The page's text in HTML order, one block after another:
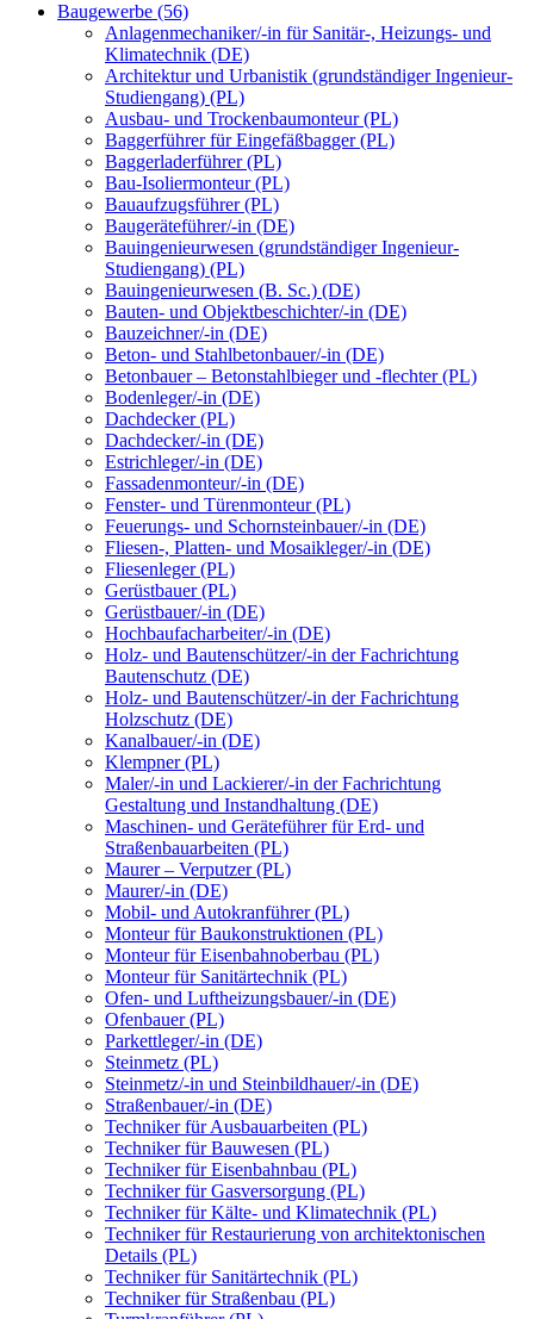
Baugewerbe (56)
Anlagenmechaniker/-in für Sanitär-, Heizungs- und
Klimatechnik (DE)
Architektur und Urbanistik (grundständiger Ingenieur-
Studiengang) (PL)
Ausbau- und Trockenbaumonteur (PL)
Baggerführer für Eingefäßbagger (PL)
Baggerladerführer (PL)
Bau-Isoliermonteur (PL)
Bauaufzugsführer (PL)
Baugeräteführer/-in (DE)
Bauingenieurwesen (grundständiger Ingenieur-
Studiengang) (PL)
Bauingenieurwesen (B. Sc.) (DE)
Bauten- und Objektbeschichter/-in (DE)
Bauzeichner/-in (DE)
Beton- und Stahlbetonbauer/-in (DE)
Betonbauer – Betonstahlbieger und -flechter (PL)
Bodenleger/-in (DE)
Dachdecker (PL)
Dachdecker/-in (DE)
Estrichleger/-in (DE)
Fassadenmonteur/-in (DE)
Fenster- und Türenmonteur (PL)
Feuerungs- und Schornsteinbauer/-in (DE)
Fliesen-, Platten- und Mosaikleger/-in (DE)
Fliesenleger (PL)
Gerüstbauer (PL)
Gerüstbauer/-in (DE)
Hochbaufacharbeiter/-in (DE)
Holz- und Bautenschützer/-in der Fachrichtung
Bautenschutz (DE)
Holz- und Bautenschützer/-in der Fachrichtung
Holzschutz (DE)
Kanalbauer/-in (DE)
Klempner (PL)
Maler/-in und Lackierer/-in der Fachrichtung
Gestaltung und Instandhaltung (DE)
Maschinen- und Geräteführer für Erd- und
Straßenbauarbeiten (PL)
Maurer – Verputzer (PL)
Maurer/-in (DE)
Mobil- und Autokranführer (PL)
Monteur für Baukonstruktionen (PL)
Monteur für Eisenbahnoberbau (PL)
Monteur für Sanitärtechnik (PL)
Ofen- und Luftheizungsbauer/-in (DE)
Ofenbauer (PL)
Parkettleger/-in (DE)
Steinmetz (PL)
Steinmetz/-in und Steinbildhauer/-in (DE)
Straßenbauer/-in (DE)
Techniker für Ausbauarbeiten (PL)
Techniker für Bauwesen (PL)
Techniker für Eisenbahnbau (PL)
Techniker für Gasversorgung (PL)
Techniker für Kälte- und Klimatechnik (PL)
Techniker für Restaurierung von architektonischen
Details (PL)
Techniker für Sanitärtechnik (PL)
Techniker für Straßenbau (PL)